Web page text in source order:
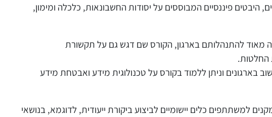
פיננסיים המבוססים על יסודות החשבונאות, כלכלה ומימון,
להתנהלותם בארגון, הקורס שם דגש גם על תקשורת
החלטות.
בארגונים וניתן ללמוד בקורס על טכנולוגית מידע ואבטחת מידע
למשתתפים כלים יישומיים לביצוע ביקורת ייעודית, לדוגמא, בנושאי